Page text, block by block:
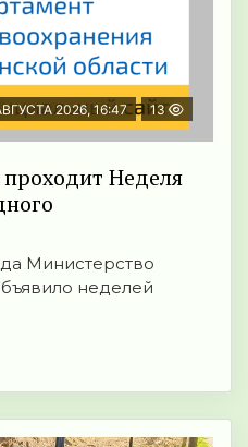
2026, 16:47 13
Неделя
Министерство
неделей